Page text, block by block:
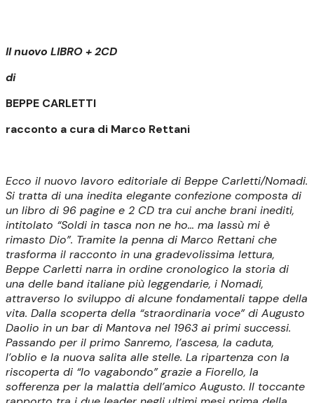
Il nuovo LIBRO + 2CD
di
BEPPE CARLETTI
racconto a cura di Marco Rettani
Ecco il nuovo lavoro editoriale di Beppe Carletti/Nomadi.
Si tratta di una inedita elegante confezione composta di
un libro di 96 pagine e 2 CD tra cui anche brani inediti,
intitolato “Soldi in tasca non ne ho… ma lassù mi è
rimasto Dio”. Tramite la penna di Marco Rettani che
trasforma il racconto in una gradevolissima lettura,
Beppe Carletti narra in ordine cronologico la storia di
una delle band italiane più leggendarie, i Nomadi,
attraverso lo sviluppo di alcune fondamentali tappe della
vita. Dalla scoperta della “straordinaria voce” di Augusto
Daolio in un bar di Mantova nel 1963 ai primi successi.
Passando per il primo Sanremo, l’ascesa, la caduta,
l’oblio e la nuova salita alle stelle. La ripartenza con la
riscoperta di “Io vagabondo” grazie a Fiorello, la
sofferenza per la malattia dell’amico Augusto. Il toccante